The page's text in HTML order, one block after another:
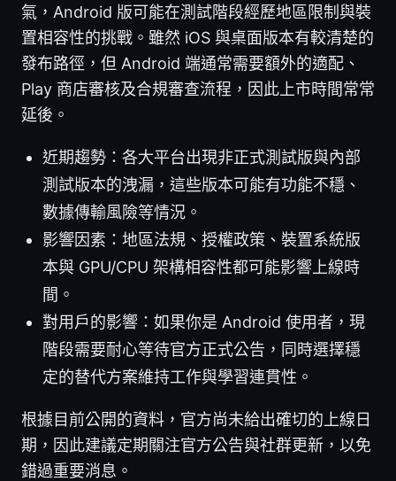
氣，Android 版可能在測試階段經歷地區限制與裝
置相容性的挑戰。雖然 iOS 與桌面版本有較清楚的
發布路徑，但 Android 端通常需要額外的適配、
Play 商店審核及合規審查流程，因此上市時間常常
延後。
近期趨勢：各大平台出現非正式測試版與內部
測試版本的洩漏，這些版本可能有功能不穩、
數據傳輸風險等情況。
影響因素：地區法規、授權政策、裝置系統版
本與 GPU/CPU 架構相容性都可能影響上線時
間。
對用戶的影響：如果你是 Android 使用者，現
階段需要耐心等待官方正式公告，同時選擇穩
定的替代方案維持工作與學習連貫性。
根據目前公開的資料，官方尚未給出確切的上線日
期，因此建議定期關注官方公告與社群更新，以免
錯過重要消息。